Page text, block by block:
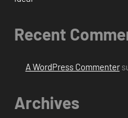
Recent
A WordPress Commenter
Archives